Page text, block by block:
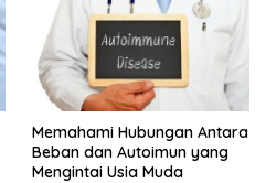
Memahami Hubungan Antara
Beban dan Autoimun yang
Mengintai Usia Muda